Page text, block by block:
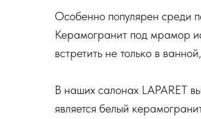
Особенно популярен среди
Керамогранит под мрамор
встретить не только в
В наших салонах LAPARET
является белый